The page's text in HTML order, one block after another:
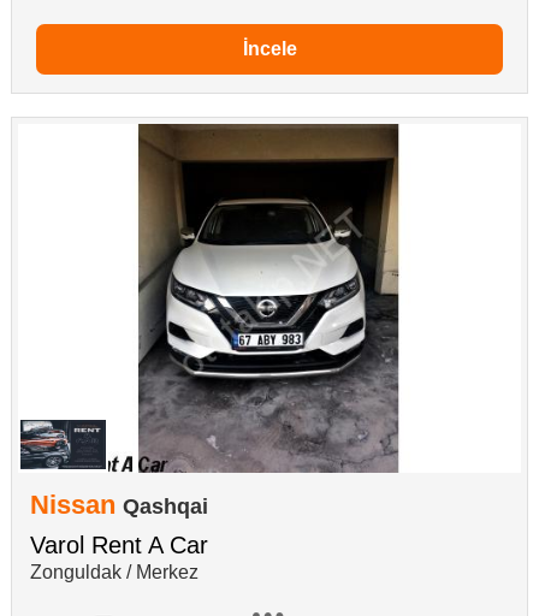
İncele
Nissan Qashqai
Varol Rent A Car
Zonguldak / Merkez